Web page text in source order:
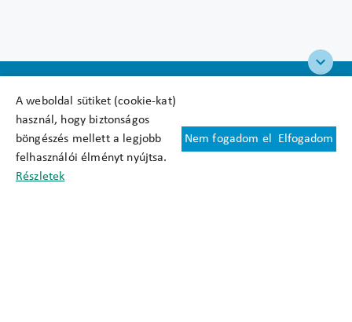
A weboldal sütiket (cookie-kat)
használ, hogy biztonságos
böngészés mellett a legjobb
felhasználói élményt nyújtsa.
Részletek
Nem fogadom el Elfogadom
Felhasználási feltételek